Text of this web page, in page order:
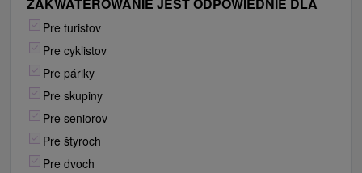
Pre turistov
Pre cyklistov
Pre páriky
Pre skupiny
Pre seniorov
Pre štyroch
Pre dvoch